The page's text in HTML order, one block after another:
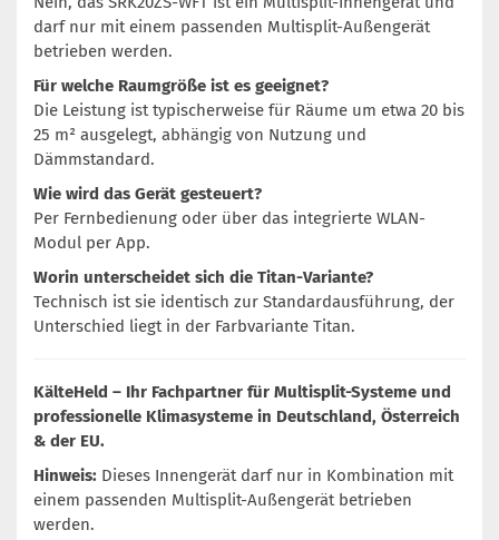
darf nur mit einem passenden Multisplit-Außengerät
betrieben werden.
Für welche Raumgröße ist es geeignet?
Die Leistung ist typischerweise für Räume um etwa 20 bis
25 m² ausgelegt, abhängig von Nutzung und
Dämmstandard.
Wie wird das Gerät gesteuert?
Per Fernbedienung oder über das integrierte WLAN-
Modul per App.
Worin unterscheidet sich die Titan-Variante?
Technisch ist sie identisch zur Standardausführung, der
Unterschied liegt in der Farbvariante Titan.
KälteHeld – Ihr Fachpartner für Multisplit-Systeme und
professionelle Klimasysteme in Deutschland, Österreich
& der EU.
Hinweis: Dieses Innengerät darf nur in Kombination mit
einem passenden Multisplit-Außengerät betrieben
werden.